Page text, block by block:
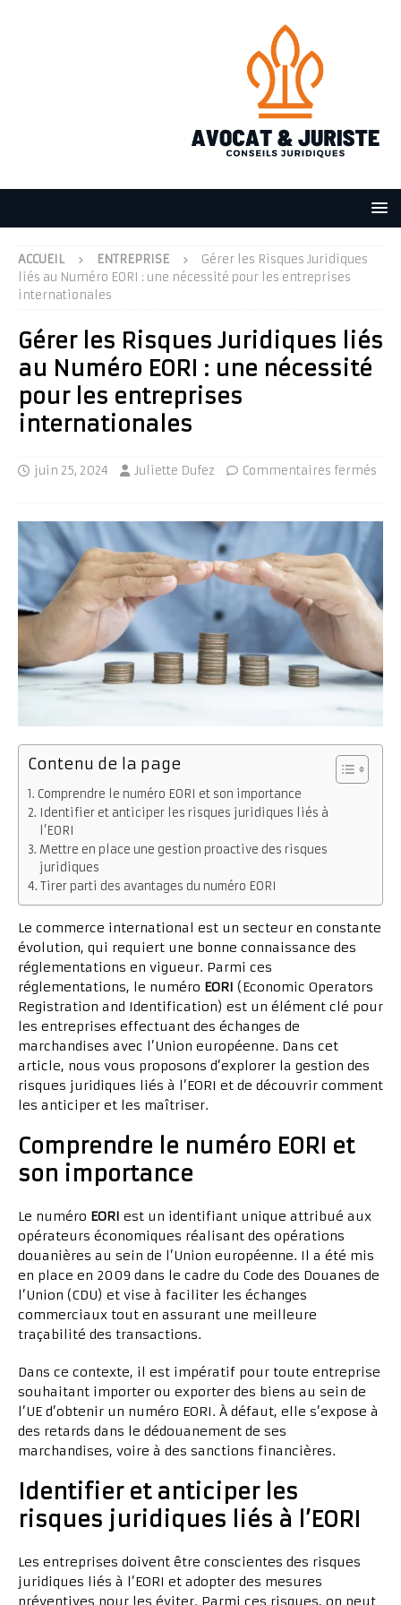
ACCUEIL ENTREPRISE
Gérer les Risques Juridiques
liés au Numéro EORI : une nécessité pour les entreprises
internationales
Gérer les Risques Juridiques liés
au Numéro EORI : une nécessité
pour les entreprises
internationales
juin 25, 2024 Juliette Dufez Commentaires fermés
Contenu de la page
Comprendre le numéro EORI et son importance
Identifier et anticiper les risques juridiques liés à
l’EORI
Mettre en place une gestion proactive des risques
juridiques
Tirer parti des avantages du numéro EORI
Le commerce international est un secteur en constante
évolution, qui requiert une bonne connaissance des
réglementations en vigueur. Parmi ces
réglementations, le numéro EORI (Economic Operators
Registration and Identification) est un élément clé pour
les entreprises effectuant des échanges de
marchandises avec l’Union européenne. Dans cet
article, nous vous proposons d’explorer la gestion des
risques juridiques liés à l’EORI et de découvrir comment
les anticiper et les maîtriser.
Comprendre le numéro EORI et
son importance
Le numéro EORI est un identifiant unique attribué aux
opérateurs économiques réalisant des opérations
douanières au sein de l’Union européenne. Il a été mis
en place en 2009 dans le cadre du Code des Douanes de
l’Union (CDU) et vise à faciliter les échanges
commerciaux tout en assurant une meilleure
traçabilité des transactions.
Dans ce contexte, il est impératif pour toute entreprise
souhaitant importer ou exporter des biens au sein de
l’UE d’obtenir un numéro EORI. À défaut, elle s’expose à
des retards dans le dédouanement de ses
marchandises, voire à des sanctions financières.
Identifier et anticiper les
risques juridiques liés à l’EORI
Les entreprises doivent être conscientes des risques
juridiques liés à l’EORI et adopter des mesures